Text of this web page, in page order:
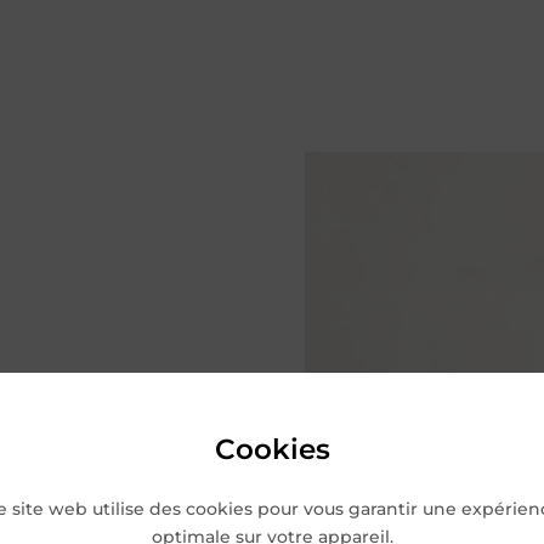
Cookies
site web utilise des cookies pour vous garantir une
optimale sur votre appareil.